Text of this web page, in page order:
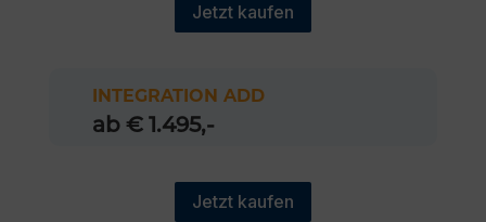
Jetzt kaufen
INTEGRATION ADD
ab € 1.495,-
Jetzt kaufen